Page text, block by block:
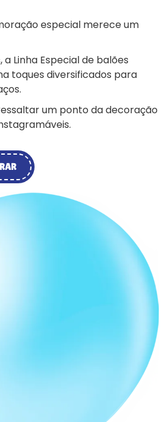
especial merece um
Linha Especial de balões
toques diversificados para
um ponto da decoração